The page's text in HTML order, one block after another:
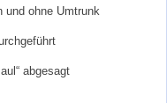
und ohne Umtrunk
abgesagt